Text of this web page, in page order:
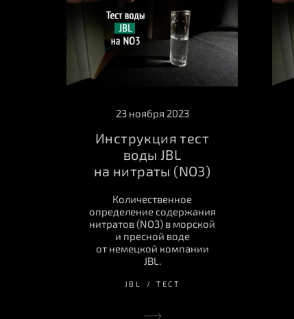
23 ноября 2023
Инструкция тест
воды JBL
на нитраты (NO3)
Количественное
определение содержания
нитратов (NO3) в морской
и пресной воде
от немецкой компании
JBL.
JBL ТЕСТ